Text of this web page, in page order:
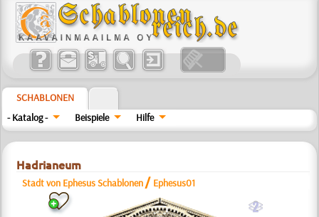
SCHABLONEN
- Katalog -
Beispiele Hilfe
Hadrianeum
Stadt von Ephesus Schablonen / Ephesus01
b